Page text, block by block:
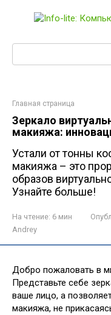
Главная страница
Зеркало
макияжа:
Устали от тонны
макияжа – это
образов
Узнайте больше!
На чтение: 6 мин
Andrey
Добро пожаловать в
Представьте себе
ваше лицо, а
макияжа, не